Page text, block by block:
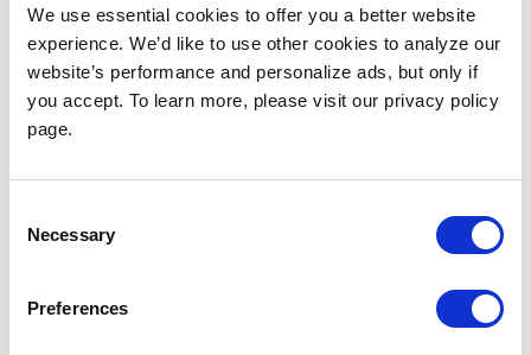
We use essential cookies to offer you a better website
experience. We’d like to use other cookies to analyze our
website’s performance and personalize ads, but only if
you accept. To learn more, please visit our privacy policy
page.
Selection
Necessary
Preferences